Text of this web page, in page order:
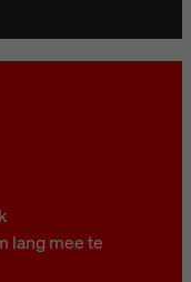
lang mee te